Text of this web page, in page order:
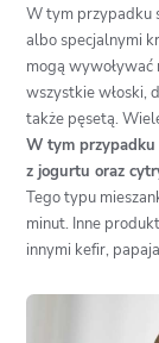
W tym przypadku
albo specjalnymi
mogą wywoływać
wszystkie włoski,
także pęsetą.
W tym przypadku
z jogurtu oraz
Tego typu
minut. Inne
innymi kefir,